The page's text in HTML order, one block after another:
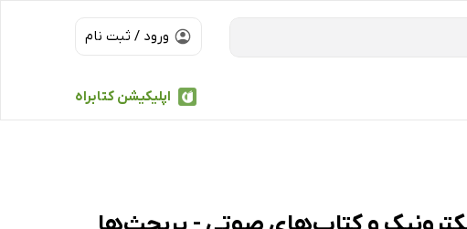
ورود / ثبت نام
اپلیکیشن کتابراه